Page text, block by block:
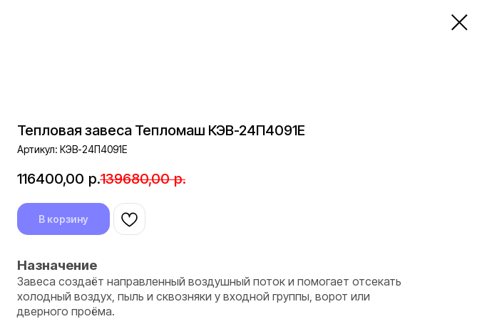
Тепловая завеса Тепломаш КЭВ-24П4091Е
Артикул: КЭВ-24П4091Е
116400,00 р.139680,00 р.
В корзину
Назначение
Завеса создаёт направленный воздушный поток и помогает отсекать
холодный воздух, пыль и сквозняки у входной группы, ворот или
дверного проёма.